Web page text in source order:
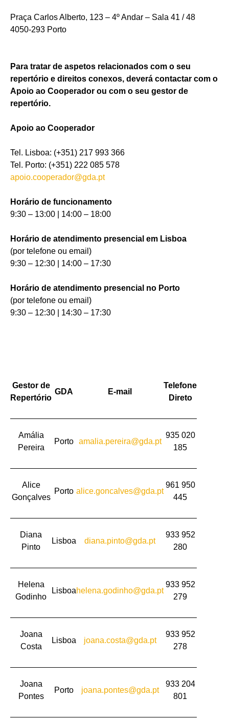
Praça Carlos Alberto, 123 – 4º Andar – Sala 41 / 48
4050-293 Porto
Para tratar de aspetos relacionados com o seu
repertório e direitos conexos, deverá contactar com o
Apoio ao Cooperador ou com o seu gestor de
repertório.
Apoio ao Cooperador
Tel. Lisboa: (+351) 217 993 366
Tel. Porto: (+351) 222 085 578
apoio.cooperador@gda.pt
Horário de funcionamento
9:30 – 13:00 | 14:00 – 18:00
Horário de atendimento presencial em Lisboa
(por telefone ou email)
9:30 – 12:30 | 14:00 – 17:30
Horário de atendimento presencial no Porto
(por telefone ou email)
9:30 – 12:30 | 14:30 – 17:30
Gestor de
Repertório
GDA E-mail
Telefone
Direto
Amália
Pereira
Porto amalia.pereira@gda.pt
935 020
185
Alice
Gonçalves
Porto alice.goncalves@gda.pt
961 950
445
Diana
Pinto
Lisboa diana.pinto@gda.pt
933 952
280
Helena
Godinho
Lisboahelena.godinho@gda.pt
933 952
279
Joana
Costa
Lisboa joana.costa@gda.pt
933 952
278
Joana
Pontes
Porto joana.pontes@gda.pt
933 204
801